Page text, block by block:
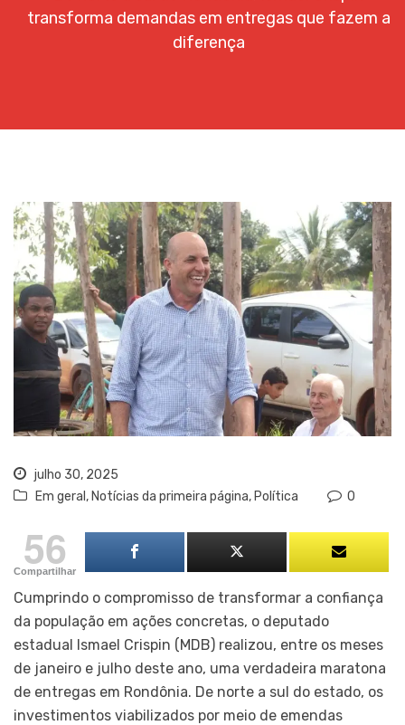
transforma demandas em entregas que fazem a
diferença
julho 30, 2025
Em geral , Notícias da primeira página, Política 0
56
Compartilhar
Cumprindo o compromisso de transformar a confiança
da população em ações concretas, o deputado
estadual Ismael Crispin (MDB) realizou, entre os meses
de janeiro e julho deste ano, uma verdadeira maratona
de entregas em Rondônia. De norte a sul do estado, os
investimentos viabilizados por meio de emendas